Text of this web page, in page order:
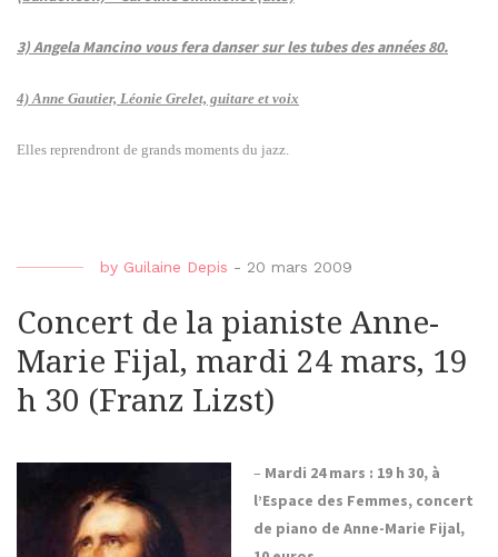
3) Angela Mancino vous fera danser sur les tubes des années 80.
4) Anne Gautier, Léonie Grelet, guitare et voix
Elles reprendront de grands moments du jazz.
by Guilaine Depis - 20 mars 2009
Concert de la pianiste Anne-
Marie Fijal, mardi 24 mars, 19
h 30 (Franz Lizst)
– Mardi 24 mars : 19 h 30, à
l’Espace des Femmes, concert
de piano de Anne-Marie Fijal,